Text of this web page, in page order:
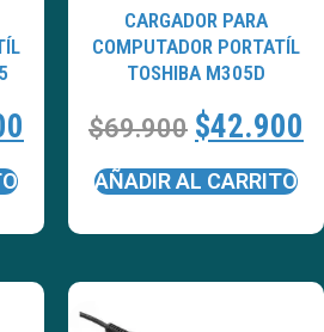
CARGADOR PARA
COMPUTADOR PORTATÍL
TOSHIBA M305D
$69.900 $42.900
AÑADIR AL CARRITO